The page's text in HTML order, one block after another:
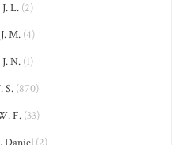
L. (2)
M. (4)
N. (1)
S.(870)
F. (33)